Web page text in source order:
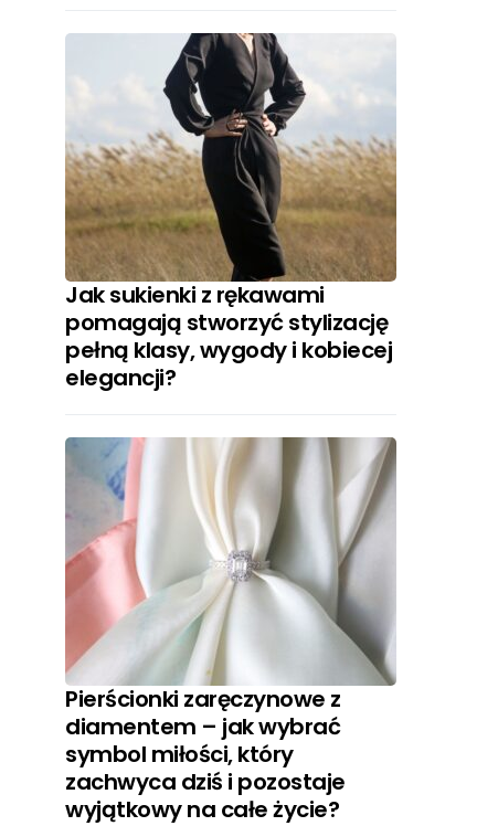
Jak sukienki z rękawami
pomagają stworzyć stylizację
pełną klasy, wygody i kobiecej
elegancji?
Pierścionki zaręczynowe z
diamentem – jak wybrać
symbol miłości, który
zachwyca dziś i pozostaje
wyjątkowy na całe życie?